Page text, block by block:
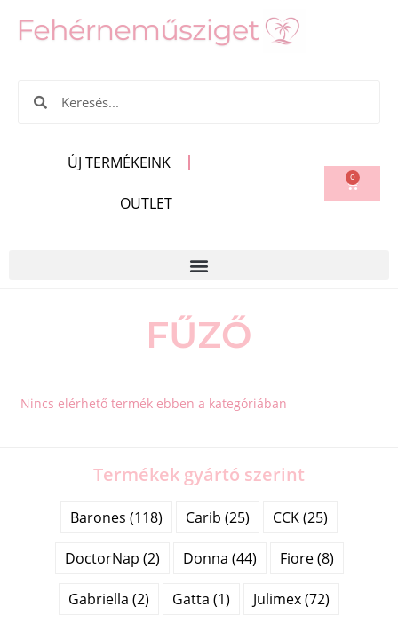
ÚJ TERMÉKEINK
OUTLET
0
FŰZŐ
Nincs elérhető termék ebben a kategóriában
Termékek gyártó szerint
Barones (118) Carib (25) CCK (25)
DoctorNap (2) Donna (44) Fiore (8)
Gabriella (2) Gatta (1) Julimex (72)